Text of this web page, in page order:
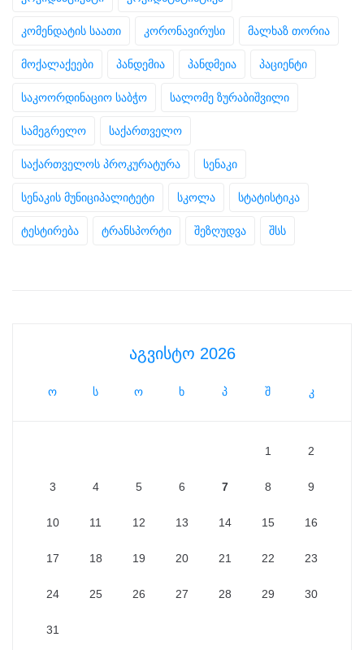
კომენდატის საათი კორონავირუსი მალხაზ თორია
მოქალაქეები პანდემია პანდმეია პაციენტი
საკოორდინაციო საბჭო სალომე ზურაბიშვილი
სამეგრელო საქართველო
საქართველოს პროკურატურა სენაკი
სენაკის მუნიციპალიტეტი სკოლა სტატისტიკა
ტესტირება ტრანსპორტი შეზღუდვა შსს
აგვისტო 2026
ო ს ო ხ პ შ კ
1 2
3 4 5 6 7 8 9
10 11 12 13 14 15 16
17 18 19 20 21 22 23
24 25 26 27 28 29 30
31